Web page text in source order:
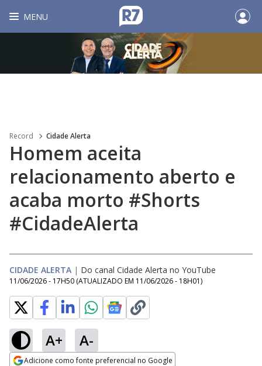
MENU
Record Cidade Alerta
Homem aceita
relacionamento aberto e
acaba morto #Shorts
#CidadeAlerta
CIDADE ALERTA | Do canal Cidade Alerta no YouTube
11/06/2026 - 17H50 (ATUALIZADO EM 11/06/2026 - 18H01)
A+ A-
Adicione como fonte preferencial no Google